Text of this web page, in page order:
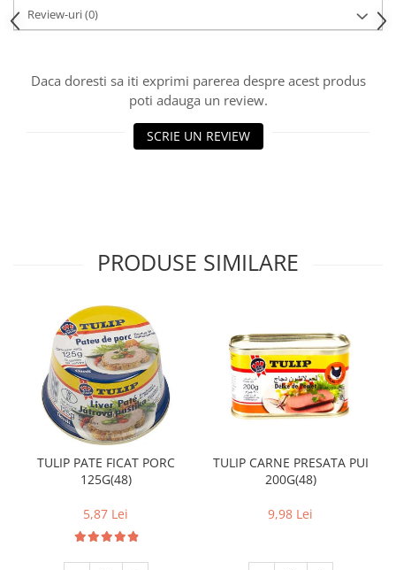
Review-uri(0)
Daca doresti sa iti exprimi parerea despre acest produs
poti adauga un review.
SCRIE UN REVIEW
PRODUSE SIMILARE
TULIP PATE FICAT PORC
125G(48)
5,87 Lei
TULIP CARNE PRESATA PUI
200G(48)
9,98 Lei